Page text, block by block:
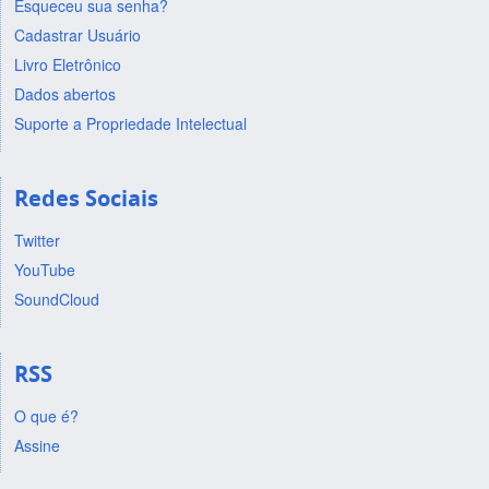
Esqueceu sua senha?
Cadastrar Usuário
Livro Eletrônico
Dados abertos
Suporte a Propriedade Intelectual
Redes Sociais
Twitter
YouTube
SoundCloud
RSS
O que é?
Assine